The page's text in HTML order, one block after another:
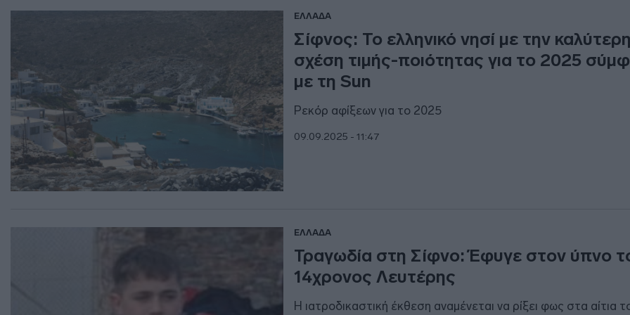
ΕΛΛΑΔΑ
Σίφνος: Το ελληνικό νησί με την καλύτερη
σχέση τιμής-ποιότητας για το 2025
με τη Sun
Ρεκόρ αφίξεων για το 2025
09.09.2025 - 11:47
ΕΛΛΑΔΑ
Τραγωδία στη Σίφνο: Έφυγε στον ύπνο
14χρονος Λευτέρης
Η ιατροδικαστική έκθεση αναμένεται να ρίξει φως στα αίτια